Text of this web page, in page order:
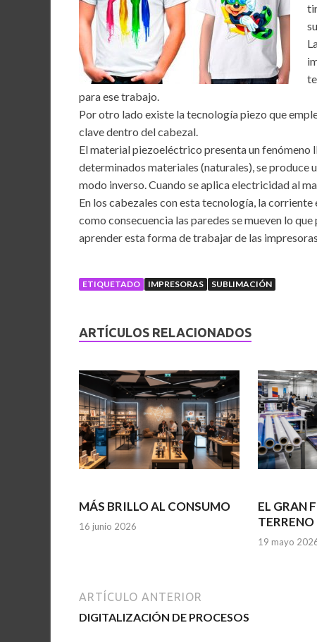
para ese trabajo.
Por otro lado existe la tecnología piezo que
clave dentro del cabezal.
El material piezoeléctrico presenta un fenómeno
determinados materiales (naturales), se produce
modo inverso. Cuando se aplica electricidad al
En los cabezales con esta tecnología, la
como consecuencia las paredes se mueven lo
aprender esta forma de trabajar de las
ETIQUETADO IMPRESORAS SUBLIMACIÓN
ARTÍCULOS RELACIONADOS
MÁS BRILLO AL CONSUMO
16 junio 2026
EL GRAN
TERRENO
19 mayo
ARTÍCULO ANTERIOR
DIGITALIZACIÓN DE PROCESOS